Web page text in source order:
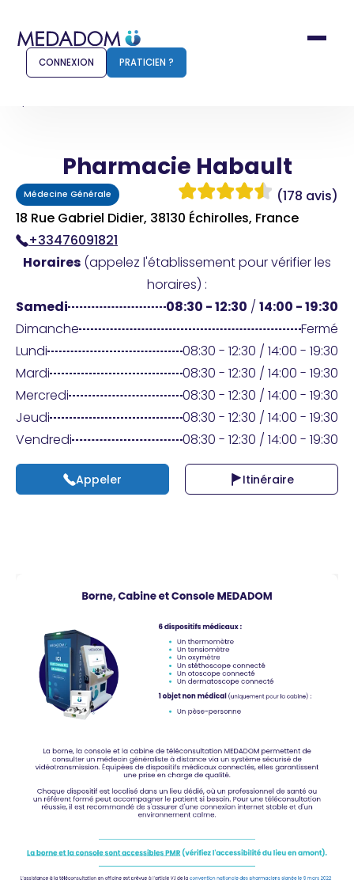
Comment ça marche ?
Pour les patients
Pharmacien
Connexion
Praticien ?
CONNEXION PRATICIEN ?
Pharmacie Habault
Médecine Générale
(178 avis)
18 Rue Gabriel Didier, 38130 Échirolles, France
+33476091821
Horaires (appelez l'établissement pour vérifier les
horaires) :
Samedi
08:30 - 12:30 / 14:00 - 19:30
Dimanche
Fermé
Lundi
08:30 - 12:30 / 14:00 - 19:30
Mardi
08:30 - 12:30 / 14:00 - 19:30
Mercredi
08:30 - 12:30 / 14:00 - 19:30
Jeudi
08:30 - 12:30 / 14:00 - 19:30
Vendredi
08:30 - 12:30 / 14:00 - 19:30
Appeler Itinéraire